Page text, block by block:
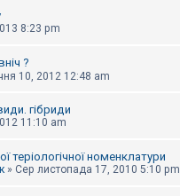
8:23 pm
?
10, 2012 12:48 am
гібриди
11:10 am
теріологічної номенклатури
» Сер листопада 17, 2010 5:10 pm